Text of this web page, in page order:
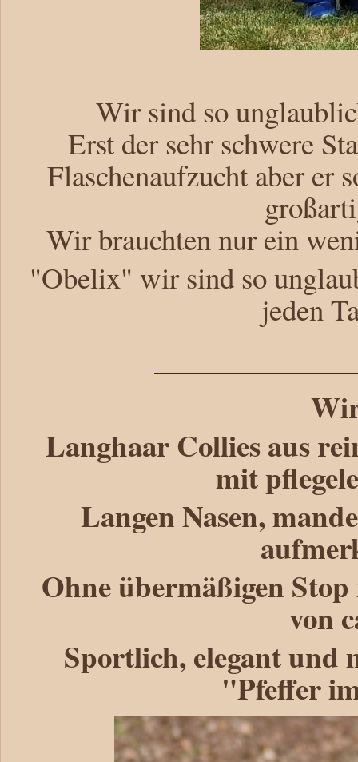
Wir sind so
Erst der sehr schwere
Flaschenaufzucht aber er
Wir brauchten nur ein
"Obelix" wir sind so
jeden
Langhaar Collies aus
mit
Langen Nasen,
Ohne übermäßigen
von
Sportlich, elegant und
"Pfeffer